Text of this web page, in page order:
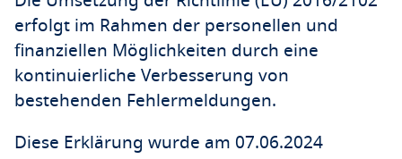
erfolgt im Rahmen der personellen und
finanziellen Möglichkeiten durch eine
kontinuierliche Verbesserung von
bestehenden Fehlermeldungen.
Diese Erklärung wurde am 07.06.2024